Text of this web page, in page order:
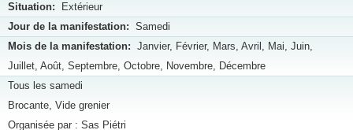
Situation: Extérieur
Jour de la manifestation: Samedi
Mois de la manifestation: Janvier, Février, Mars, Avril, Mai, Juin,
Juillet, Août, Septembre, Octobre, Novembre, Décembre
Tous les samedi
Brocante, Vide grenier
Organisée par : Sas Piétri